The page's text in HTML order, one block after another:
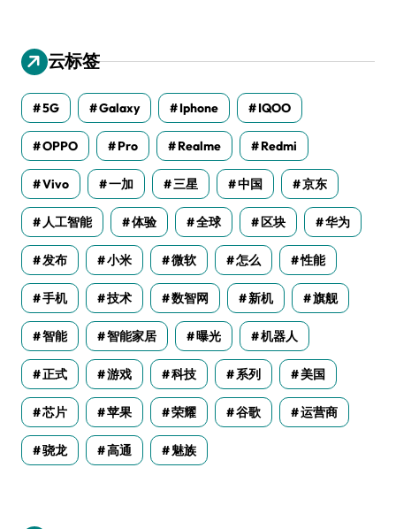
云标签
5G Galaxy Iphone IQOO
OPPO Pro Realme Redmi
Vivo 一加 三星 中国 京东
人工智能 体验 全球 区块 华为
发布 小米 微软 怎么 性能
手机 技术 数智网 新机 旗舰
智能 智能家居 曝光 机器人
正式 游戏 科技 系列 美国
芯片 苹果 荣耀 谷歌 运营商
骁龙 高通 魅族